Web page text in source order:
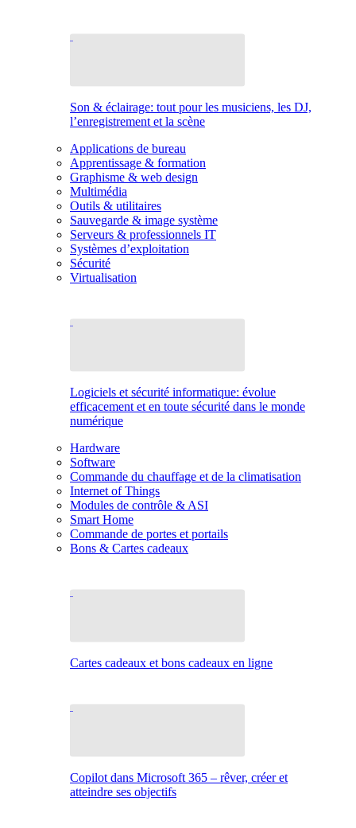
Son & éclairage: tout pour les musiciens, les DJ,
l’enregistrement et la scène
Applications de bureau
Apprentissage & formation
Graphisme & web design
Multimédia
Outils & utilitaires
Sauvegarde & image système
Serveurs & professionnels IT
Systèmes d’exploitation
Sécurité
Virtualisation
Logiciels et sécurité informatique: évolue
efficacement et en toute sécurité dans le monde
numérique
Hardware
Software
Commande du chauffage et de la climatisation
Internet of Things
Modules de contrôle & ASI
Smart Home
Commande de portes et portails
Bons & Cartes cadeaux
Cartes cadeaux et bons cadeaux en ligne
Copilot dans Microsoft 365 – rêver, créer et
atteindre ses objectifs